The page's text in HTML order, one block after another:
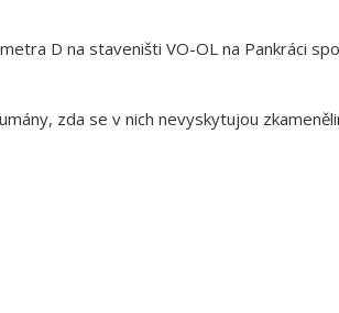
D na staveništi VO-OL na Pankráci
zda se v nich nevyskytujou